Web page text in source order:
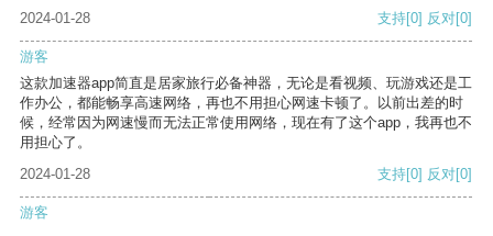
2024-01-28 支持[0] 反对[0]
游客
这款加速器app简直是居家旅行必备神器，无论是看视频、玩游戏还是工
作办公，都能畅享高速网络，再也不用担心网速卡顿了。以前出差的时
候，经常因为网速慢而无法正常使用网络，现在有了这个app，我再也不
用担心了。
2024-01-28
支持[0] 反对[0]
游客